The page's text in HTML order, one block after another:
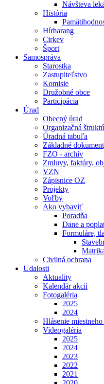
Návšteva
História
Hírharang
Cirkev
Šport
Samospráva
Starostka
Zastupiteľstvo
Komisie
Družobné obce
Participácia
Úrad
Obecný úrad
Organizačná
Úradná tabuľa
Základné
FZO - archív
Zmluvy, faktúry,
VZN
Zápisnice OZ
Projekty
Voľby
Ako vybaviť
Poradňa
Dane a
Formuláre,
Civilná ochrana
Udalosti
Aktuality
Kalendár akcií
Fotogaléria
2025
2024
Hlásenie
Videogaléria
2025
2024
2023
2022
2021